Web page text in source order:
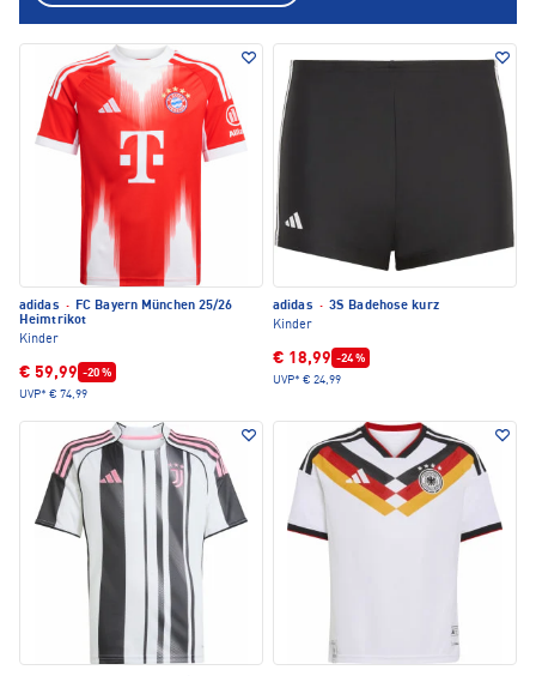
adidas · FC Bayern München 25/26
Heimtrikot
Kinder
€ 59,99 -20 %
UVP* € 74,99
adidas · 3S Badehose kurz
Kinder
€ 18,99 -24 %
UVP* € 24,99